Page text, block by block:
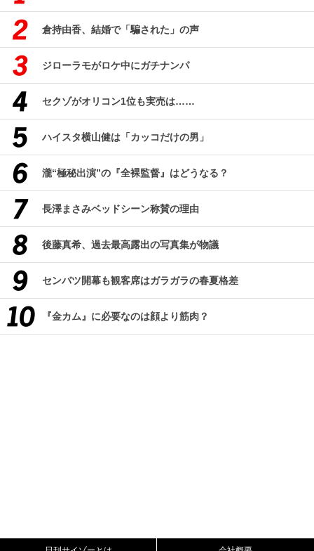
倉持由香、結婚で「騙された」の声
ジローラモがロケ中にガチナンパ
セクゾがオリコン1位も実売は……
ハイスタ横山健は「カッコだけの男」
瀧“極秘出演”の『全裸監督』はどうなる？
長澤まさみベッドシーン称賛の理由
後藤真希、過去最高露出の写真集が物議
センバツ開幕も観客席はガラガラの春夏格差
『金カム』に必要なのは顔より筋肉？